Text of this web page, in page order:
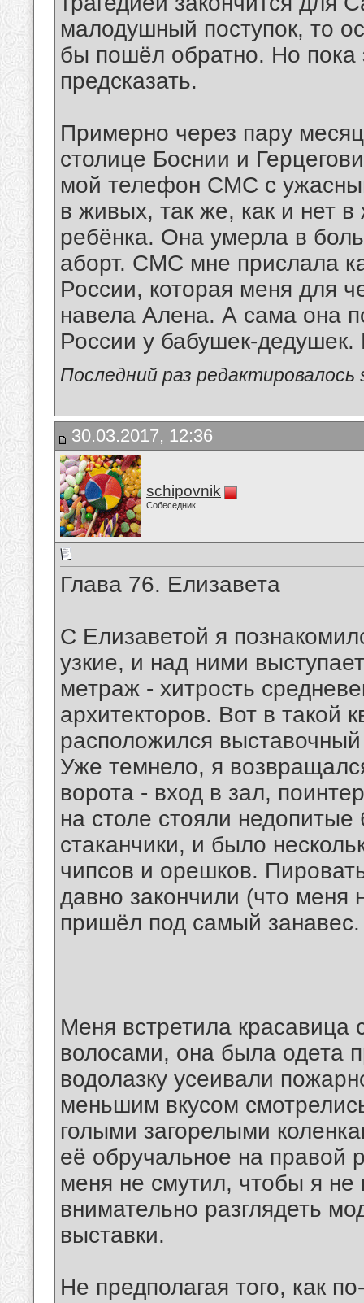
малодушный поступок, то
бы пошёл обратно. Но пока
предсказать.
Примерно через пару
столице Боснии и
мой телефон СМС с
в живых, так же, как и нет
ребёнка. Она умерла в
аборт. СМС мне прислала
России, которая меня для
навела Алена. А сама она
России у бабушек-дедушек.
Последний раз
30.03.2017, 12:36
schipovnik
Собеседник
Глава 76. Елизавета
С Елизаветой я
узкие, и над ними
метраж - хитрость
архитекторов. Вот в такой
расположился
Уже темнело, я
ворота - вход в зал,
на столе стояли
стаканчики, и было
чипсов и орешков.
давно закончили (что меня
пришёл под самый занавес.
Меня встретила
волосами, она была одета
водолазку усеивали
меньшим вкусом
голыми загорелыми
её обручальное на правой
меня не смутил, чтобы я не
внимательно разглядеть
выставки.
Не предполагая того, как